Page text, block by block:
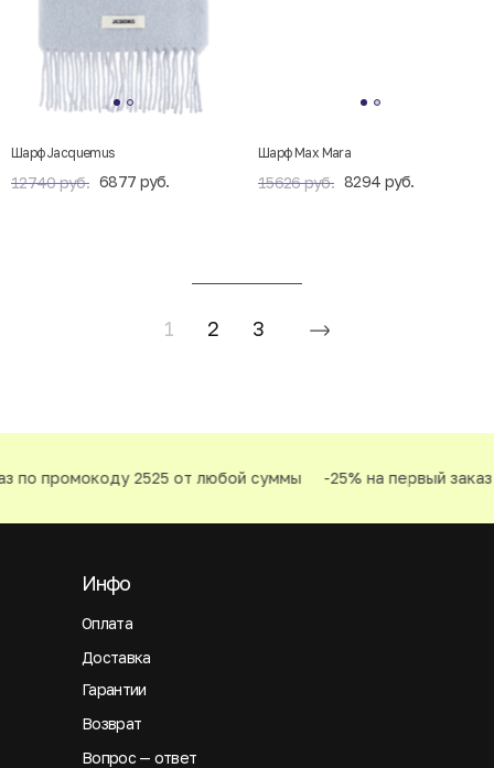
Шарф Jacquemus
12740 руб. 6877 руб.
Шарф Max Mara
15626 руб. 8294 руб.
1 2 3
промокоду 2525 от любой суммы -25% на первый заказ
Оплата
Инфо
Доставка
Гарантии
Возврат
Вопрос — ответ